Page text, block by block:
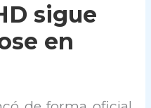
sigue
en